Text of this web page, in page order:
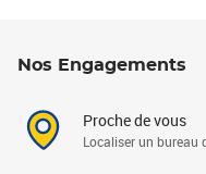
Nos Engagements
Proche de vous
Localiser un bureau